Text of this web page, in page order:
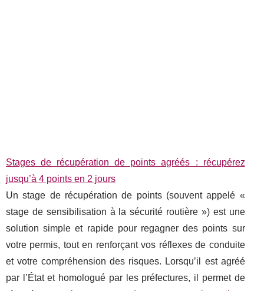
Stages de récupération de points agréés : récupérez
jusqu’à 4 points en 2 jours
Un stage de récupération de points (souvent appelé «
stage de sensibilisation à la sécurité routière ») est une
solution simple et rapide pour regagner des points sur
votre permis, tout en renforçant vos réflexes de conduite
et votre compréhension des risques. Lorsqu’il est agréé
par l’État et homologué par les préfectures, il permet de